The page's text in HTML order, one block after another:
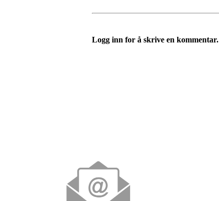
Logg inn for å skrive en kommentar.